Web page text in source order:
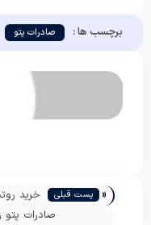
برچسب ها : صادرات پتو
« پست قبلی
خرید
صادرات پتو